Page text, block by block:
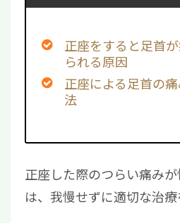
正座をすると足首
られる原因
正座による足首の
法
正座した際のつらい痛み
は、我慢せずに適切な治療